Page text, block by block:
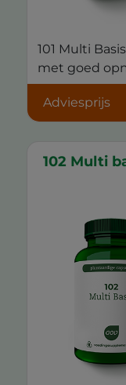
101 Multi
met goed
Adviesprijs
102 Multi